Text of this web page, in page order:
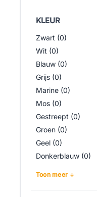
KLEUR
Zwart (0)
Wit (0)
Blauw (0)
Grijs (0)
Marine (0)
Mos (0)
Gestreept (0)
Groen (0)
Geel (0)
Donkerblauw (0)
Toon meer